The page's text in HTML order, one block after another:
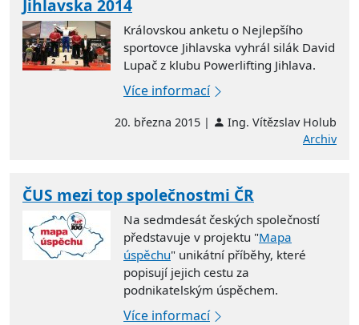
Jihlavska 2014
Královskou anketu o Nejlepšího
sportovce Jihlavska vyhrál silák David
Lupač z klubu Powerlifting Jihlava.
Více informací
20. března 2015 |
Ing. Vítězslav Holub
Archiv
ČUS mezi top společnostmi ČR
Na sedmdesát českých společností
představuje v projektu "Mapa
úspěchu" unikátní příběhy, které
popisují jejich cestu za
podnikatelským úspěchem.
Více informací